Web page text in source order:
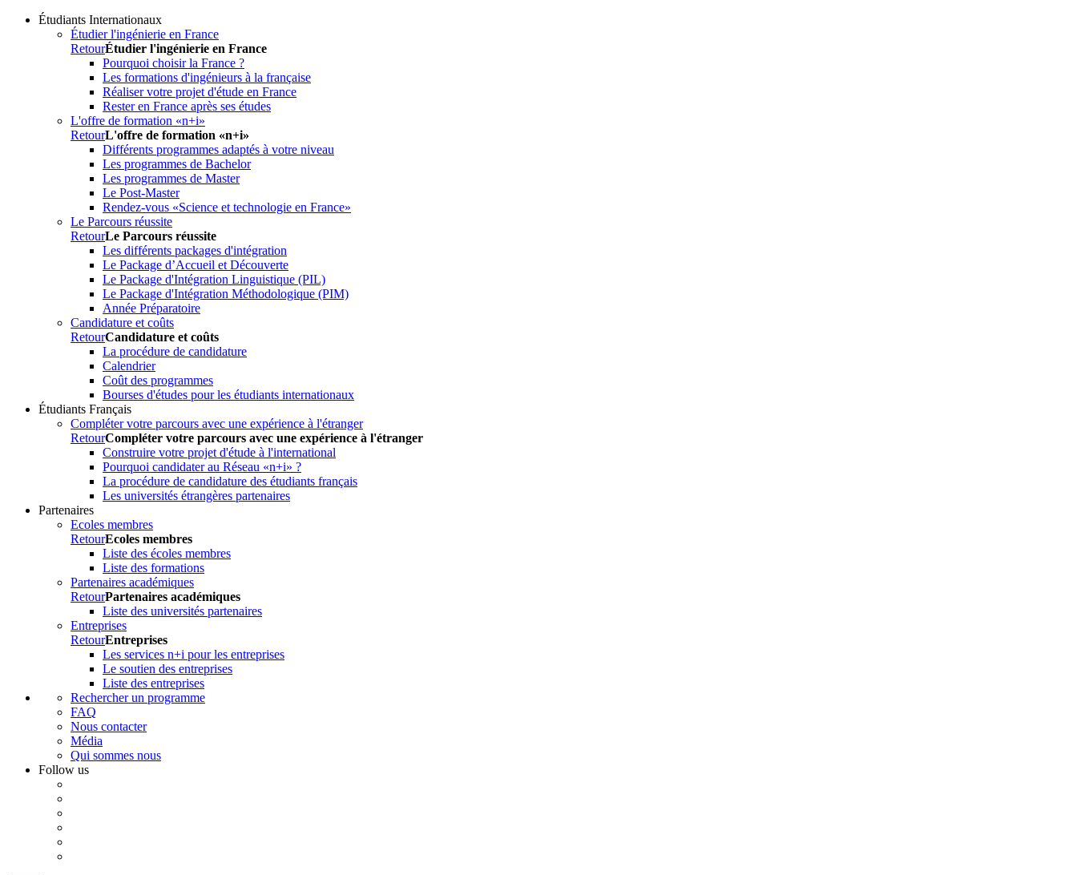
Étudiants Internationaux
Étudier l'ingénierie en France
RetourÉtudier l'ingénierie en France
Pourquoi choisir la France ?
Les formations d'ingénieurs à la française
Réaliser votre projet d'étude en France
Rester en France après ses études
L'offre de formation «n+i»
RetourL'offre de formation «n+i»
Différents programmes adaptés à votre niveau
Les programmes de Bachelor
Les programmes de Master
Le Post-Master
Rendez-vous «Science et technologie en France»
Le Parcours réussite
RetourLe Parcours réussite
Les différents packages d'intégration
Le Package d’Accueil et Découverte
Le Package d'Intégration Linguistique (PIL)
Le Package d'Intégration Méthodologique (PIM)
Année Préparatoire
Candidature et coûts
RetourCandidature et coûts
La procédure de candidature
Calendrier
Coût des programmes
Bourses d'études pour les étudiants internationaux
Étudiants Français
Compléter votre parcours avec une expérience à l'étranger
RetourCompléter votre parcours avec une expérience à l'étranger
Construire votre projet d'étude à l'international
Pourquoi candidater au Réseau «n+i» ?
La procédure de candidature des étudiants français
Les universités étrangères partenaires
Partenaires
Ecoles membres
RetourEcoles membres
Liste des écoles membres
Liste des formations
Partenaires académiques
RetourPartenaires académiques
Liste des universités partenaires
Entreprises
RetourEntreprises
Les services n+i pour les entreprises
Le soutien des entreprises
Liste des entreprises
Rechercher un programme
FAQ
Nous contacter
Média
Qui sommes nous
Follow us